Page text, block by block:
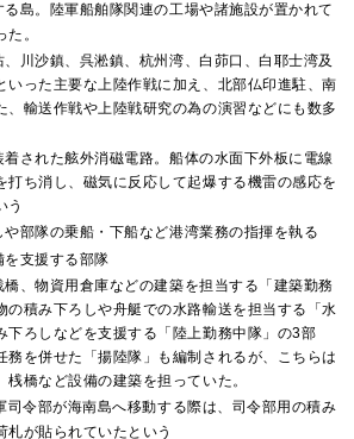
島。陸軍船舶隊関連の工場や諸施設が置かれて
。
川沙鎮、呉淞鎮、杭州湾、白茆口、白耶士湾及
いった主要な上陸作戦に加え、北部仏印進駐、南
、輸送作戦や上陸戦研究の為の演習などにも数多
された舷外消磁電路。船体の水面下外板に電線
打ち消し、磁気に反応して起爆する機雷の感応を
う
部隊の乗船・下船など港湾業務の指揮を執る
支援する部隊
、物資用倉庫などの建築を担当する「建築勤務
の積み下ろしや舟艇での水路輸送を担当する「水
下ろしなどを支援する「陸上勤務中隊」の3部
務を併せた「揚陸隊」も編制されるが、こちらは
橋など設備の建築を担っていた。
司令部が海南島へ移動する際は、司令部用の積み
札が貼られていたという